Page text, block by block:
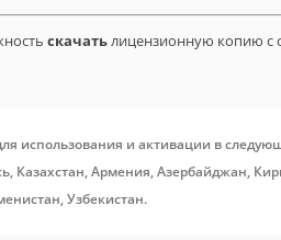
скачатьлицензионную копию с
использования и активации в
Казахстан, Армения, Азербайджан,
Узбекистан.